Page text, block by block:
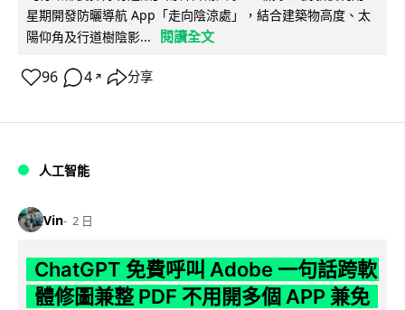
星期開發防曬導航 App「走向陰涼處」，結合建築物高度、太
陽仰角及行道樹陰影...
閱讀全文
96 4 ↗ 分享
人工智能
Vin 2 日
ChatGPT 免費呼叫 Adobe 一句話跨軟
體修圖兼整 PDF 不用開多個 APP 兼免